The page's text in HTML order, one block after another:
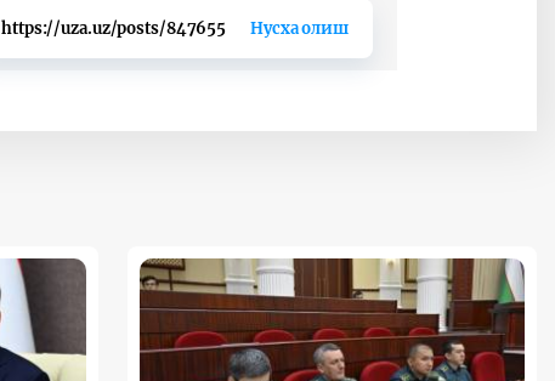
https://uza.uz/posts/847655 Нусха олиш